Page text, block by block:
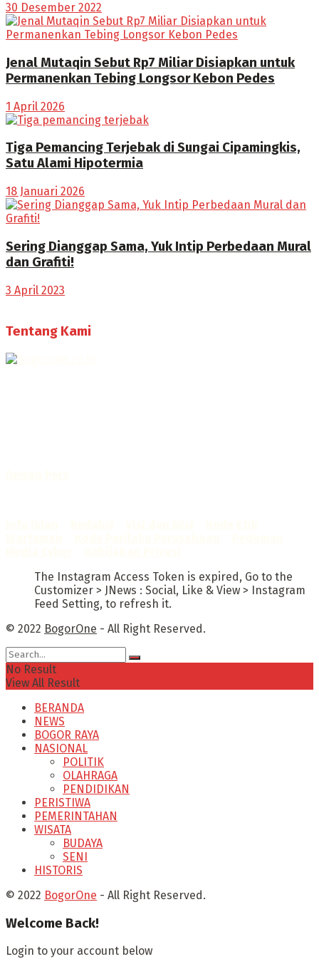
30 Desember 2022
Jenal Mutaqin Sebut Rp7 Miliar Disiapkan untuk
Permanenkan Tebing Longsor Kebon Pedes
1 April 2026
Tiga Pemancing Terjebak di Sungai Cipamingkis,
Satu Alami Hipotermia
18 Januari 2026
Sering Dianggap Sama, Yuk Intip Perbedaan Mural
dan Grafiti!
3 April 2023
Tentang Kami
The Instagram Access Token is expired, Go to the
Customizer > JNews : Social, Like & View > Instagram
Feed Setting, to refresh it.
© 2022 BogorOne - All Right Reserved.
No Result
View All Result
BERANDA
NEWS
BOGOR RAYA
NASIONAL
POLITIK
OLAHRAGA
PENDIDIKAN
PERISTIWA
PEMERINTAHAN
WISATA
BUDAYA
SENI
HISTORIS
© 2022 BogorOne - All Right Reserved.
Welcome Back!
Login to your account below